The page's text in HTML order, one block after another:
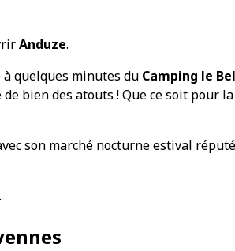
Anduze.
quelques minutes du Camping le
bien des atouts ! Que ce soit pour
son marché nocturne estival
.